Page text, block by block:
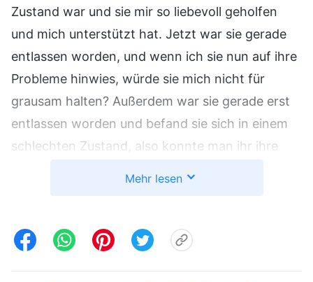
Zustand war und sie mir so liebevoll geholfen
und mich unterstützt hat. Jetzt war sie gerade
entlassen worden, und wenn ich sie nun auf ihre
Probleme hinwies, würde sie mich nicht für
grausam halten? Außerdem war sie gerade erst
entlassen worden und befand sie sich in einem
schlechten Zustand, also konnte man ihr ihre
Arbeit nicht richtig erledigte, haben meine
Mehr lesen